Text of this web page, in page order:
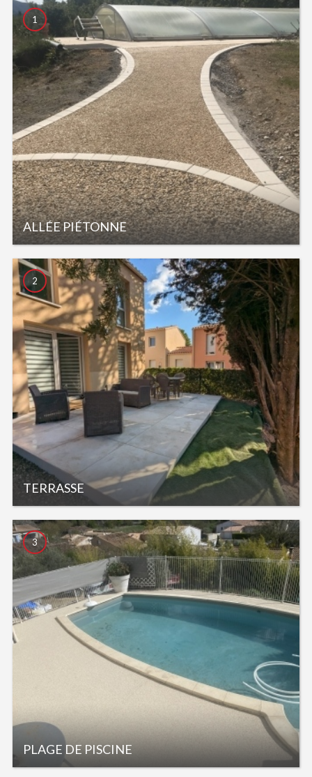
ALLÉE PIÉTONNE
1
TERRASSE
2
PLAGE DE PISCINE
3